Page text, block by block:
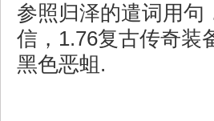
参照归泽的遣词用句
信，1.76复古传奇装
黑色恶蛆.